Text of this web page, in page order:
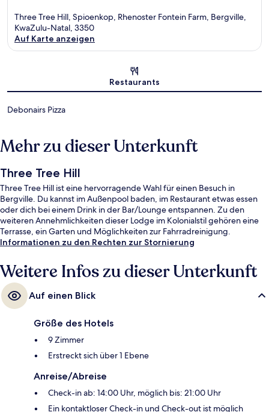
Three Tree Hill, Spioenkop, Rhenoster Fontein Farm, Bergville,
KwaZulu-Natal, 3350
Auf Karte anzeigen
Restaurants
Debonairs Pizza
Mehr zu dieser Unterkunft
Three Tree Hill
Three Tree Hill ist eine hervorragende Wahl für einen Besuch in
Bergville. Du kannst im Außenpool baden, im Restaurant etwas essen
oder dich bei einem Drink in der Bar/Lounge entspannen. Zu den
weiteren Annehmlichkeiten dieser Lodge im Kolonialstil gehören eine
Terrasse, ein Garten und Möglichkeiten zur Fahrradreinigung.
Informationen zu den Rechten zur Stornierung
Weitere Infos zu dieser Unterkunft
Auf einen Blick
Größe des Hotels
9 Zimmer
Erstreckt sich über 1 Ebene
Anreise/Abreise
Check-in ab: 14:00 Uhr, möglich bis: 21:00 Uhr
Ein kontaktloser Check-in und Check-out ist möglich